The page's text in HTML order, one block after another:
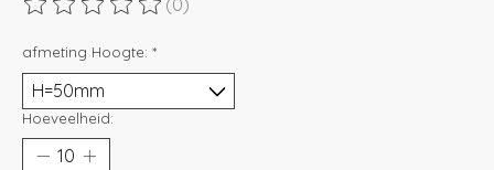
De beoordeling van dit product is
afmeting Hoogte: *
Hoeveelheid: